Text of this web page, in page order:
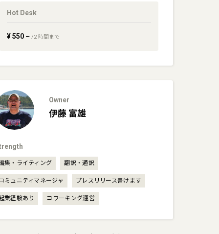
Hot Desk
¥550~ /2 時間まで
Owner
伊藤 富雄
集・ライティング 翻訳・通訳
ミュニティマネージャ プレスリリース書けます
業経験あり コワーキング運営